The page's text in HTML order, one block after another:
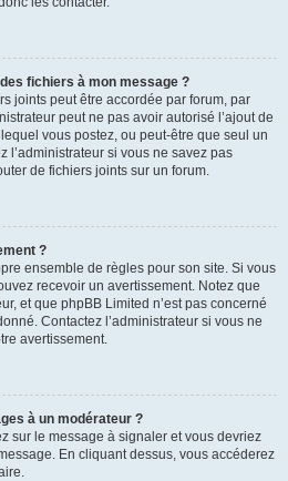
fichiers à mon message ?
joints peut être accordée par forum, par
peut ne pas avoir autorisé l’ajout de
vous postez, ou peut-être que seul un
l’administrateur si vous ne savez pas
de fichiers joints sur un forum.
?
ensemble de règles pour son site. Si vous
recevoir un avertissement. Notez que
et que phpBB Limited n’est pas concerné
Contactez l’administrateur si vous ne
avertissement.
à un modérateur ?
sur le message à signaler et vous devriez
En cliquant dessus, vous accéderez